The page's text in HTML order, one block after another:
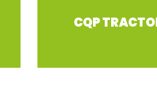
CQP